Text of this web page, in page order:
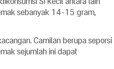
sebanyak 14-15 gram,
Camilan berupa seporsi
sejumlah ini dapat